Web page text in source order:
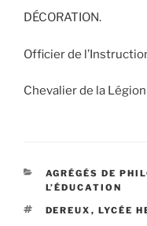
DÉCORATION.
Officier de
Chevalier de la
CATÉGORIES
AGRÉGÉS DE
L’ÉDUCATION
ÉTIQUETTES
DEREUX , LYCÉE